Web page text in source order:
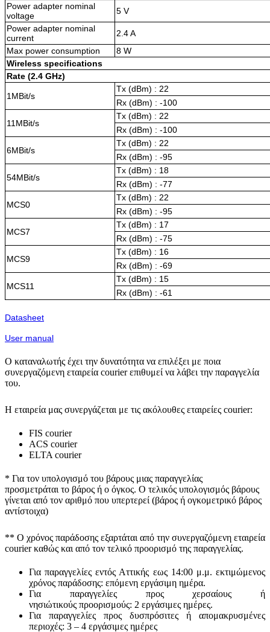
Power adapter nominal
voltage
5 V
Power adapter nominal
current
2.4 A
Max power consumption
8 W
Wireless specifications
Rate (2.4 GHz)
1MBit/s
Tx (dBm) : 22
Rx (dBm) : -100
11MBit/s
Tx (dBm) : 22
Rx (dBm) : -100
6MBit/s
Tx (dBm) : 22
Rx (dBm) : -95
54MBit/s
Tx (dBm) : 18
Rx (dBm) : -77
MCS0
Tx (dBm) : 22
Rx (dBm) : -95
MCS7
Tx (dBm) : 17
Rx (dBm) : -75
MCS9
Tx (dBm) : 16
Rx (dBm) : -69
MCS11
Tx (dBm) : 15
Rx (dBm) : -61
Datasheet
User manual
Ο καταναλωτής έχει την δυνατότητα να επιλέξει με ποια
συνεργαζόμενη εταιρεία courier επιθυμεί να λάβει την παραγγελία
του.
Η εταιρεία μας συνεργάζεται με τις ακόλουθες εταιρείες courier:
FIS courier
ACS courier
ELTA courier
* Για τον υπολογισμό του βάρους μιας παραγγελίας
προσμετράται το βάρος ή ο όγκος. Ο τελικός υπολογισμός βάρους
γίνεται από τον αριθμό που υπερτερεί (βάρος ή ογκομετρικό βάρος
αντίστοιχα)
** Ο χρόνος παράδοσης εξαρτάται από την συνεργαζόμενη εταιρεία
courier καθώς και από τον τελικό προορισμό της παραγγελίας.
Για παραγγελίες εντός Αττικής εως 14:00 μ.μ. εκτιμώμενος
χρόνος παράδοσης: επόμενη εργάσιμη ημέρα.
Για παραγγελίες προς χερσαίους ή
νησιώτικούς προορισμούς: 2 εργάσιμες ημέρες.
Για παραγγελίες προς δυσπρόσιτες ή απομακρυσμένες
περιοχές: 3 – 4 εργάσιμες ημέρες